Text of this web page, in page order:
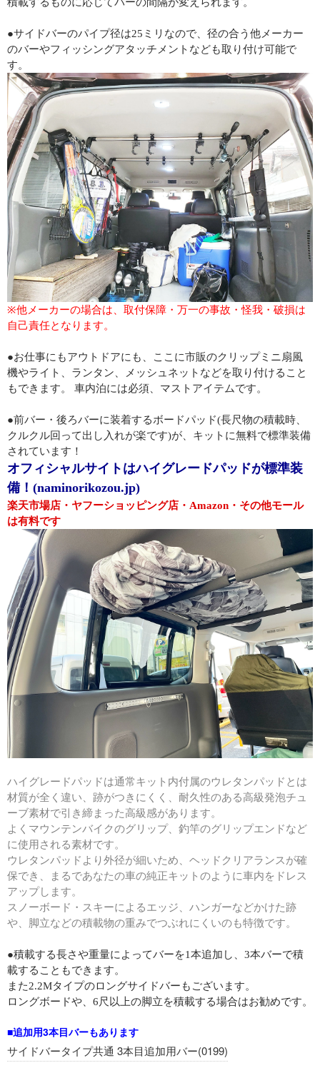
●サイドバーのパイプ径は25ミリなので、径の合う他メーカー
のバーやフィッシングアタッチメントなども取り付け可能で
す。
※他メーカーの場合は、取付保障・万一の事故・怪我・破損は
自己責任となります。
●お仕事にもアウトドアにも、ここに市販のクリップミニ扇風
機やライト、ランタン、メッシュネットなどを取り付けること
もできます。 車内泊には必須、マストアイテムです。
●前バー・後ろバーに装着するボードパッド(長尺物の積載時、
クルクル回って出し入れが楽です)が、キットに無料で標準装備
されています！
オフィシャルサイトはハイグレードパッドが標準装
備！(naminorikozou.jp)
楽天市場店・ヤフーショッピング店・Amazon・その他モール
は有料です
ハイグレードパッドは通常キット内付属のウレタンパッドとは
材質が全く違い、跡がつきにくく、耐久性のある高級発泡チュ
ーブ素材で引き締まった高級感があります。
よくマウンテンバイクのグリップ、釣竿のグリップエンドなど
に使用される素材です。
ウレタンパッドより外径が細いため、ヘッドクリアランスが確
保でき、まるであなたの車の純正キットのように車内をドレス
アップします。
スノーボード・スキーによるエッジ、ハンガーなどかけた跡
や、脚立などの積載物の重みでつぶれにくいのも特徴です。
●積載する長さや重量によってバーを1本追加し、3本バーで積
載することもできます。
また2.2Mタイプのロングサイドバーもございます。
ロングボードや、6尺以上の脚立を積載する場合はお勧めです。
■追加用3本目バーもあります
サイドバータイプ共通 3本目追加用バー(0199)